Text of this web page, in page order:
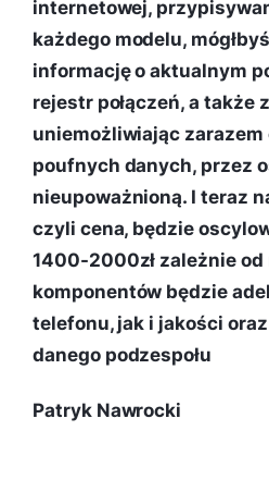
internetowej,
każdego modelu,
informację o aktualnym
rejestr połączeń, a także
uniemożliwiając
poufnych danych, przez
nieupoważnioną. I teraz
czyli cena, będzie
1400-2000zł zależnie od
komponentów będzie
telefonu, jak i jakości
danego podzespołu
Patryk Nawrocki